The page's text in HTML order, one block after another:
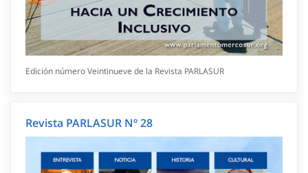
Edición número Veintinueve de la Revista PARLASUR
Revista PARLASUR Nº 28